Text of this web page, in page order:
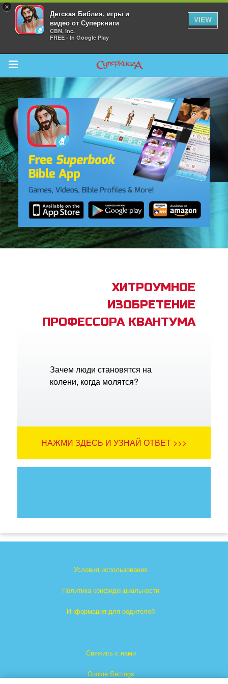
×
Детская Библия, игры и
видео от Суперкниги
CBN, Inc.
FREE - In Google Play
VIEW
Return to Content
Bible App
ХИТРОУМНОЕ
ИЗОБРЕТЕНИЕ
ПРОФЕССОРА КВАНТУМА
Зачем люди становятся на
колени, когда молятся?
НАЖМИ ЗДЕСЬ И УЗНАЙ ОТВЕТ >>>
Условия использования
Политика конфиденциальности
Информация для родителей
Свяжись с нами
Cookie Settings